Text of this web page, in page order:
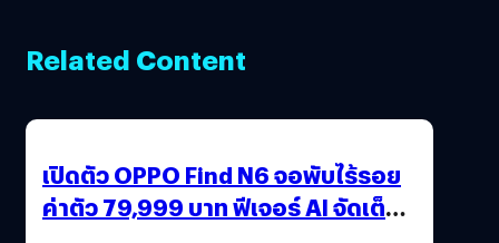
Related Content
เปิดตัว OPPO Find N6 จอพับไร้รอย
ค่าตัว 79,999 บาท ฟีเจอร์ AI จัดเต็ม